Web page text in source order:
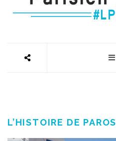
L’HISTOIRE DE PAROS